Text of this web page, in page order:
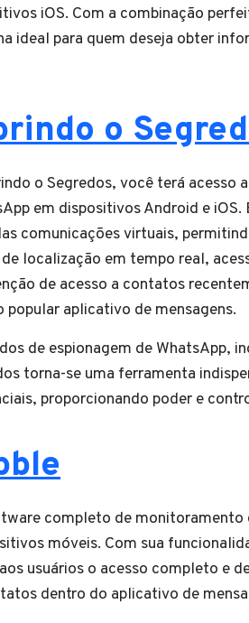
iOS. Com a combinação
ideal para quem deseja obter
o
o Segredos, você terá acesso
em dispositivos Android e
comunicações virtuais,
localização em tempo real,
de acesso a contatos
popular aplicativo de mensagens.
de espionagem de WhatsApp,
torna-se uma ferramenta
proporcionando poder e
completo de monitoramento
móveis. Com sua
usuários o acesso completo e
dentro do aplicativo de